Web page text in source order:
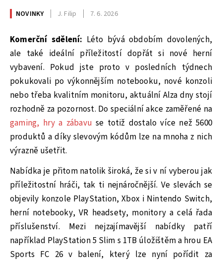
NOVINKY J. Filip 7. 6. 2026
Komerční sdělení: Léto bývá obdobím dovolených,
ale také ideální příležitostí dopřát si nové herní
vybavení. Pokud jste proto v posledních týdnech
pokukovali po výkonnějším notebooku, nové konzoli
nebo třeba kvalitním monitoru, aktuální Alza dny stojí
rozhodně za pozornost. Do speciální akce zaměřené na
gaming, hry a zábavu se totiž dostalo více než 5600
produktů a díky slevovým kódům lze na mnoha z nich
výrazně ušetřit.
Nabídka je přitom natolik široká, že si v ní vyberou jak
příležitostní hráči, tak ti nejnáročnější. Ve slevách se
objevily konzole PlayStation, Xbox i Nintendo Switch,
herní notebooky, VR headsety, monitory a celá řada
příslušenství. Mezi nejzajímavější nabídky patří
například PlayStation 5 Slim s 1TB úložištěm a hrou EA
Sports FC 26 v balení, který lze nyní pořídit za